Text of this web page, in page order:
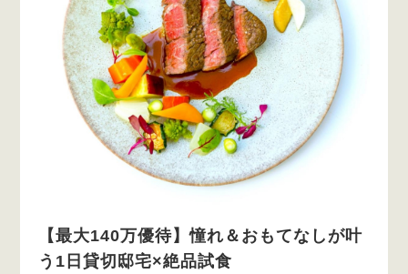
【最大140万優待】憧れ＆おもてなしが叶
う1日貸切邸宅×絶品試食